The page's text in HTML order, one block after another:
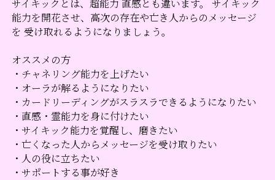
サイキックとは、超能力 直感とも違います。 サイキック
能力を開花させ、高次の存在や亡き人からのメッセージ
を 受け取れるようになりましょう。
オススメの方
・チャネリング能力を上げたい
・オーラが解るようになりたい
・カードリーディングがスラスラできるようになりたい
・直感・霊能力を身に付けたい
・サイキック能力を覚醒し、磨きたい
・亡くなった人からメッセージを受け取りたい
・人の役に立ちたい
・サポートする事が好き